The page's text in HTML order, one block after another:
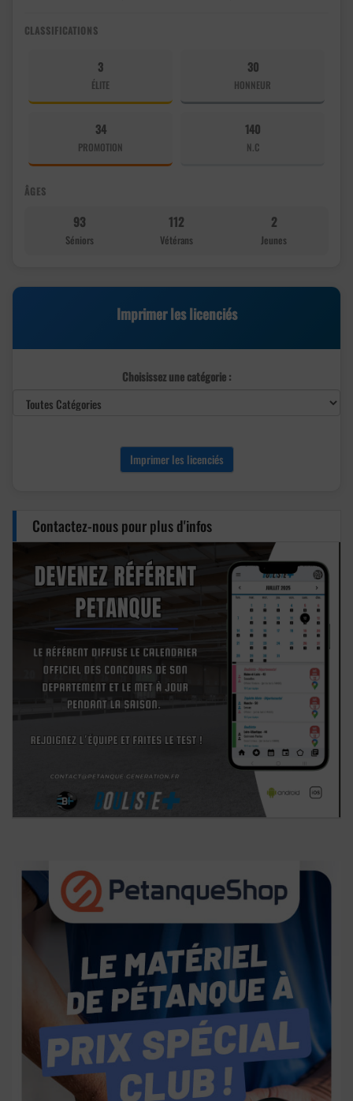
CLASSIFICATIONS
3
ÉLITE
30
HONNEUR
34
PROMOTION
140
N.C
ÂGES
93
Séniors
112
Vétérans
2
Jeunes
Imprimer les licenciés
Choisissez une catégorie :
Imprimer les licenciés
Contactez-nous pour plus d'infos